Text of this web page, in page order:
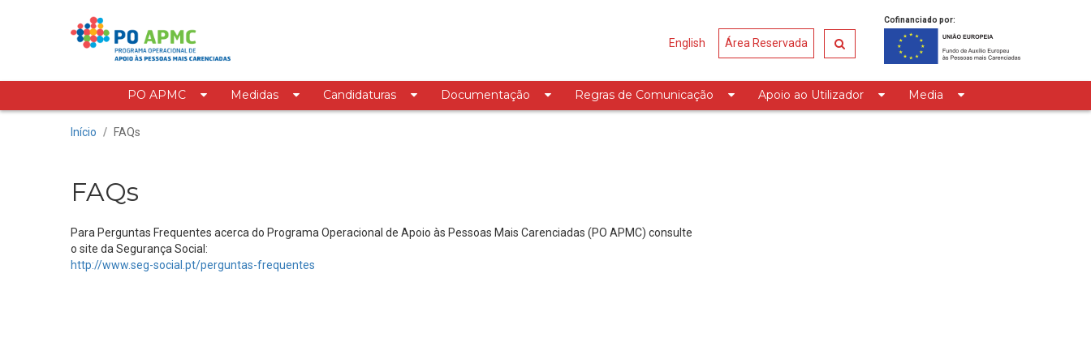
Saltar para o conteúdo
FAQs
Cofinanciado por:
English Área Reservada
PO APMC Medidas Candidaturas Documentação Regras de Comunicação Apoio ao Utilizador Media
Início / FAQs
FAQs
Para Perguntas Frequentes acerca do Programa Operacional de Apoio às Pessoas Mais Carenciadas (PO APMC) consulte
o site da Segurança Social:
http://www.seg-social.pt/perguntas-frequentes